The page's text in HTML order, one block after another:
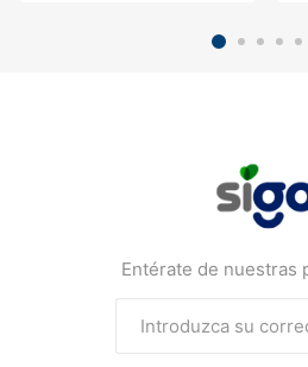
Entérate de nuestras